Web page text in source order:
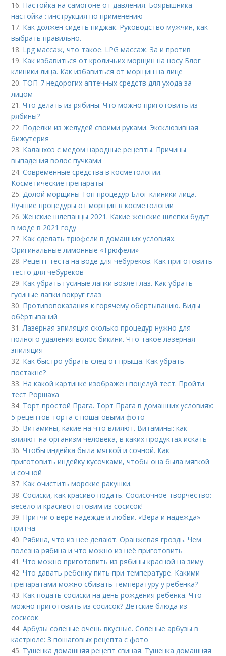
16. Настойка на самогоне от давления. Боярышника
настойка : инструкция по применению
17. Как должен сидеть пиджак. Руководство мужчин, как
выбрать правильно.
18. Lpg массаж, что такое. LPG массаж. За и против
19. Как избавиться от кроличьих морщин на носу Блог
клиники лица. Как избавиться от морщин на лице
20. ТОП-7 недорогих аптечных средств для ухода за
лицом
21.Что делать из рябины. Что можно приготовить из
рябины?
22. Поделки из желудей своими руками. Эксклюзивная
бижутерия
23. Каланхоэ с медом народные рецепты. Причины
выпадения волос пучками
24.Современные средства в косметологии.
Косметические препараты
25.Долой морщины Топ процедур Блог клиники лица.
Лучшие процедуры от морщин в косметологии
26.Женские шлепанцы 2021. Какие женские шлепки будут
в моде в 2021 году
27. Как сделать трюфели в домашних условиях.
Оригинальные лимонные «Трюфели»
28. Рецепт теста на воде для чебуреков. Как приготовить
тесто для чебуреков
29. Как убрать гусиные лапки возле глаз. Как убрать
гусиные лапки вокруг глаз
30. Противопоказания к горячему обертыванию. Виды
обёртываний
31.Лазерная эпиляция сколько процедур нужно для
полного удаления волос бикини. Что такое лазерная
эпиляция
32. Как быстро убрать след от прыща. Как убрать
постакне?
33. На какой картинке изображен поцелуй тест. Пройти
тест Роршаха
34. Торт простой Прага. Торт Прага в домашних условиях:
5 рецептов торта с пошаговыми фото
35. Витамины, какие на что влияют. Витамины: как
влияют на организм человека, в каких продуктах искать
36.Чтобы индейка была мягкой и сочной. Как
приготовить индейку кусочками, чтобы она была мягкой
и сочной
37. Как очистить морские ракушки.
38.Сосиски, как красиво подать. Сосисочное творчество:
весело и красиво готовим из сосисок!
39. Притчи о вере надежде и любви. «Вера и надежда» –
притча
40. Рябина, что из нее делают. Оранжевая гроздь. Чем
полезна рябина и что можно из неё приготовить
41.Что можно приготовить из рябины красной на зиму.
42.Что давать ребенку пить при температуре. Какими
препаратами можно сбивать температуру у ребенка?
43. Как подать сосиски на день рождения ребенка. Что
можно приготовить из сосисок? Детские блюда из
сосисок
44.Арбузы соленые очень вкусные. Соленые арбузы в
кастрюле: 3 пошаговых рецепта с фото
45. Тушенка домашняя рецепт свиная. Тушенка домашняя